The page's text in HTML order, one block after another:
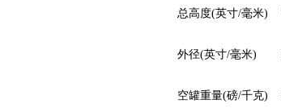
总高度(英寸/毫米)
外径(英寸/毫米)
空罐重量(磅/千克)